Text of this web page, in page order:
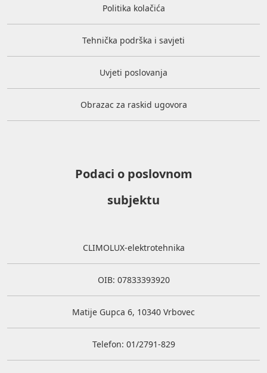
Politika kolačića
Tehnička podrška i savjeti
Uvjeti poslovanja
Obrazac za raskid ugovora
Podaci o poslovnom
subjektu
CLIMOLUX-elektrotehnika
OIB: 07833393920
Matije Gupca 6, 10340 Vrbovec
Telefon: 01/2791-829